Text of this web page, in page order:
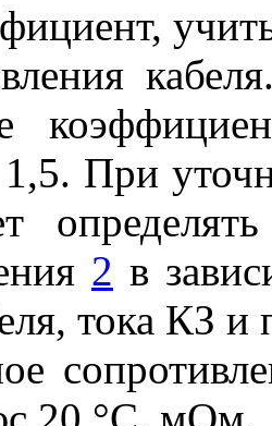
При
2 в
тока КЗ и